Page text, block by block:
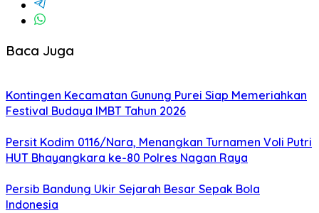
Baca Juga
Kontingen Kecamatan Gunung Purei Siap Memeriahkan
Festival Budaya IMBT Tahun 2026
Persit Kodim 0116/Nara, Menangkan Turnamen Voli Putri
HUT Bhayangkara ke-80 Polres Nagan Raya
Persib Bandung Ukir Sejarah Besar Sepak Bola
Indonesia